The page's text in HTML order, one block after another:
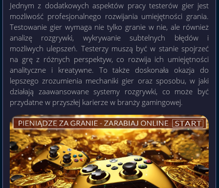
Jednym z dodatkowych aspektów pracy testerów gier jest
możliwość profesjonalnego rozwijania umiejętności grania.
Testowanie gier wymaga nie tylko granie w nie, ale również
analizę rozgrywki, wykrywanie subtelnych błędów i
możliwych ulepszeń. Testerzy muszą być w stanie spojrzeć
na grę z różnych perspektyw, co rozwija ich umiejętności
analityczne i kreatywne. To także doskonała okazja do
lepszego zrozumienia mechaniki gier oraz sposobu, w jaki
działają zaawansowane systemy rozgrywki, co może być
przydatne w przyszłej karierze w branży gamingowej.